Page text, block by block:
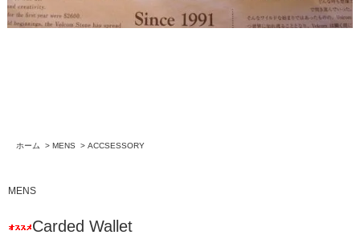
ホーム > MENS > ACCSESSORY
MENS
Carded Wallet